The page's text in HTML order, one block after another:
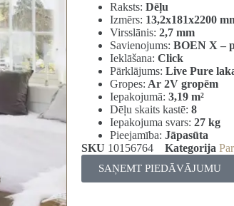
Raksts: Dēļu
Izmērs: 13,2x181x2200
Virsslānis: 2,7 mm
Savienojums: BOEN X –
Ieklāšana: Click
Pārklājums: Live Pure
Gropes: Ar 2V gropēm
Iepakojumā: 3,19 m²
Dēļu skaits kastē: 8
Iepakojuma svars: 27 kg
Pieejamība: Jāpasūta
SKU 10156764 Kategorija
SAŅEMT PIEDĀVĀJUMU